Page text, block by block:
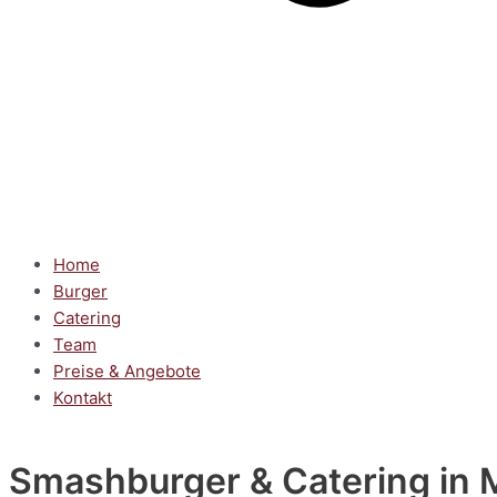
Home
Burger
Catering
Team
Preise & Angebote
Kontakt
Smashburger & Catering in